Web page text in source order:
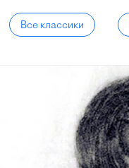
Все классики